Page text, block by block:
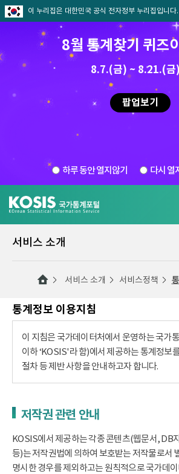
이 누리집은 대한민국 공식 전자정부 누리집입니다.
8월 통계찾기 퀴즈
8.7.(금) ~ 8.21.(금
팝업보기
하루 동안 열지않기 다시 열
서비스 소개
서비스 소개 서비스정책
통계정보 이용지침
이 지침은 국가데이터처에서 운영하는 국가
이하 ‘KOSIS'라 함)에서 제공하는 통계정보
절차 등 제반 사항을 안내하고자 합니다.
저작권 관련 안내
KOSIS에서 제공하는 각종 콘텐츠(웹문서, DB
등)는 저작권법에 의하여 보호받는 저작물로서
명시한 경우를 제외하고는 원칙적으로 국가데